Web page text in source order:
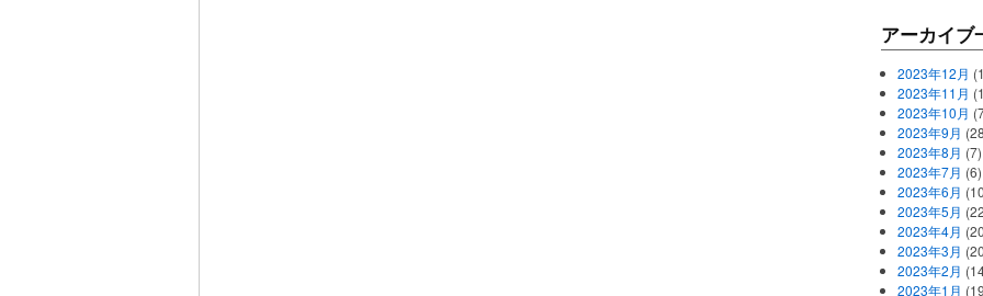
アーカイブ
2023年12月
2023年11月
2023年10月
2023年9月
2023年8月 (7)
2023年7月 (6)
2023年6月
2023年5月
2023年4月
2023年3月
2023年2月
2023年1月